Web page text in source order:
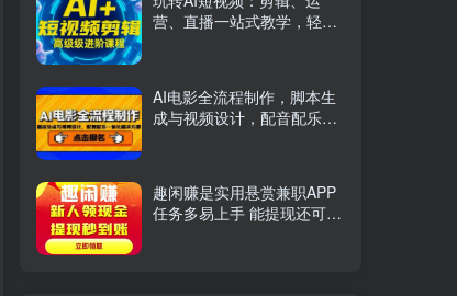
营、直播一站式教学，轻松
AI电影全流程制作，脚本生
成与视频设计，配音配乐一
趣闲赚是实用悬赏兼职APP
任务多易上手 能提现还可邀